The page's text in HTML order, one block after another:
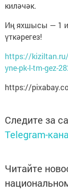
киләчәк.
Иң яхшысы — 1
үткәрегез!
https://
yne-pk-l-tm-gez-
https://
Следите за
Telegram-
Читайте